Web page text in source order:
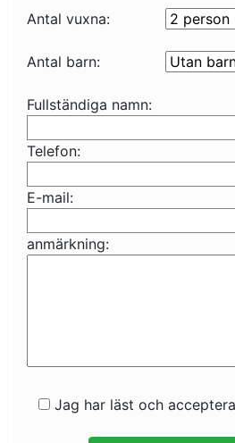
Antal vuxna:
Antal barn:
Fullständiga namn:
Telefon:
E-mail:
anmärkning:
Jag har läst och